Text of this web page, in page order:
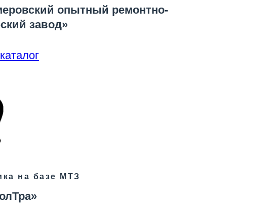
опытный ремонтно-
завод»
на базе МТЗ